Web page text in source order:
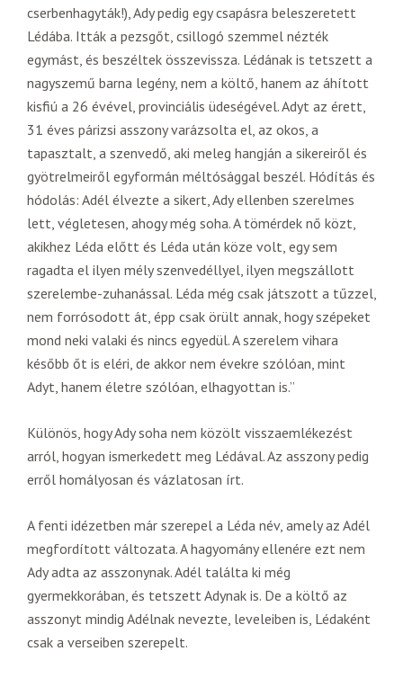
cserbenhagyták!), Ady pedig egy csapásra beleszeretett
Lédába. Itták a pezsgőt, csillogó szemmel nézték
egymást, és beszéltek összevissza. Lédának is tetszett a
nagyszemű barna legény, nem a költő, hanem az áhított
kisfiú a 26 évével, provinciális üdeségével. Adyt az érett,
31 éves párizsi asszony varázsolta el, az okos, a
tapasztalt, a szenvedő, aki meleg hangján a sikereiről és
gyötrelmeiről egyformán méltósággal beszél. Hódítás és
hódolás: Adél élvezte a sikert, Ady ellenben szerelmes
lett, végletesen, ahogy még soha. A tömérdek nő közt,
akikhez Léda előtt és Léda után köze volt, egy sem
ragadta el ilyen mély szenvedéllyel, ilyen megszállott
szerelembe-zuhanással. Léda még csak játszott a tűzzel,
nem forrósodott át, épp csak örült annak, hogy szépeket
mond neki valaki és nincs egyedül. A szerelem vihara
később őt is eléri, de akkor nem évekre szólóan, mint
Adyt, hanem életre szólóan, elhagyottan is.”
Különös, hogy Ady soha nem közölt visszaemlékezést
arról, hogyan ismerkedett meg Lédával. Az asszony pedig
erről homályosan és vázlatosan írt.
A fenti idézetben már szerepel a Léda név, amely az Adél
megfordított változata. A hagyomány ellenére ezt nem
Ady adta az asszonynak. Adél találta ki még
gyermekkorában, és tetszett Adynak is. De a költő az
asszonyt mindig Adélnak nevezte, leveleiben is, Lédaként
csak a verseiben szerepelt.